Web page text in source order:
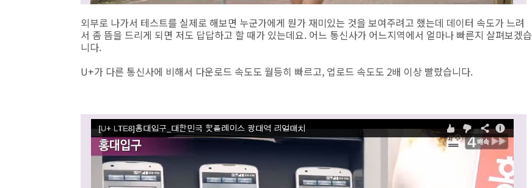
외부로 나가서 테스트를 실제로 해보면 누군가에게 뭔가 재미있는 것을 보여주려고 했는데 데이터 속도가 느려
서 좀 뜸을 드리게 되면 저도 답답하고 할 때가 있는데요. 어느 통신사가 어느지역에서 얼마나 빠른지 살펴보겠습
니다.
U+가 다른 통신사에 비해서 다운로드 속도도 월등히 빠르고, 업로드 속도도 2배 이상 빨랐습니다.